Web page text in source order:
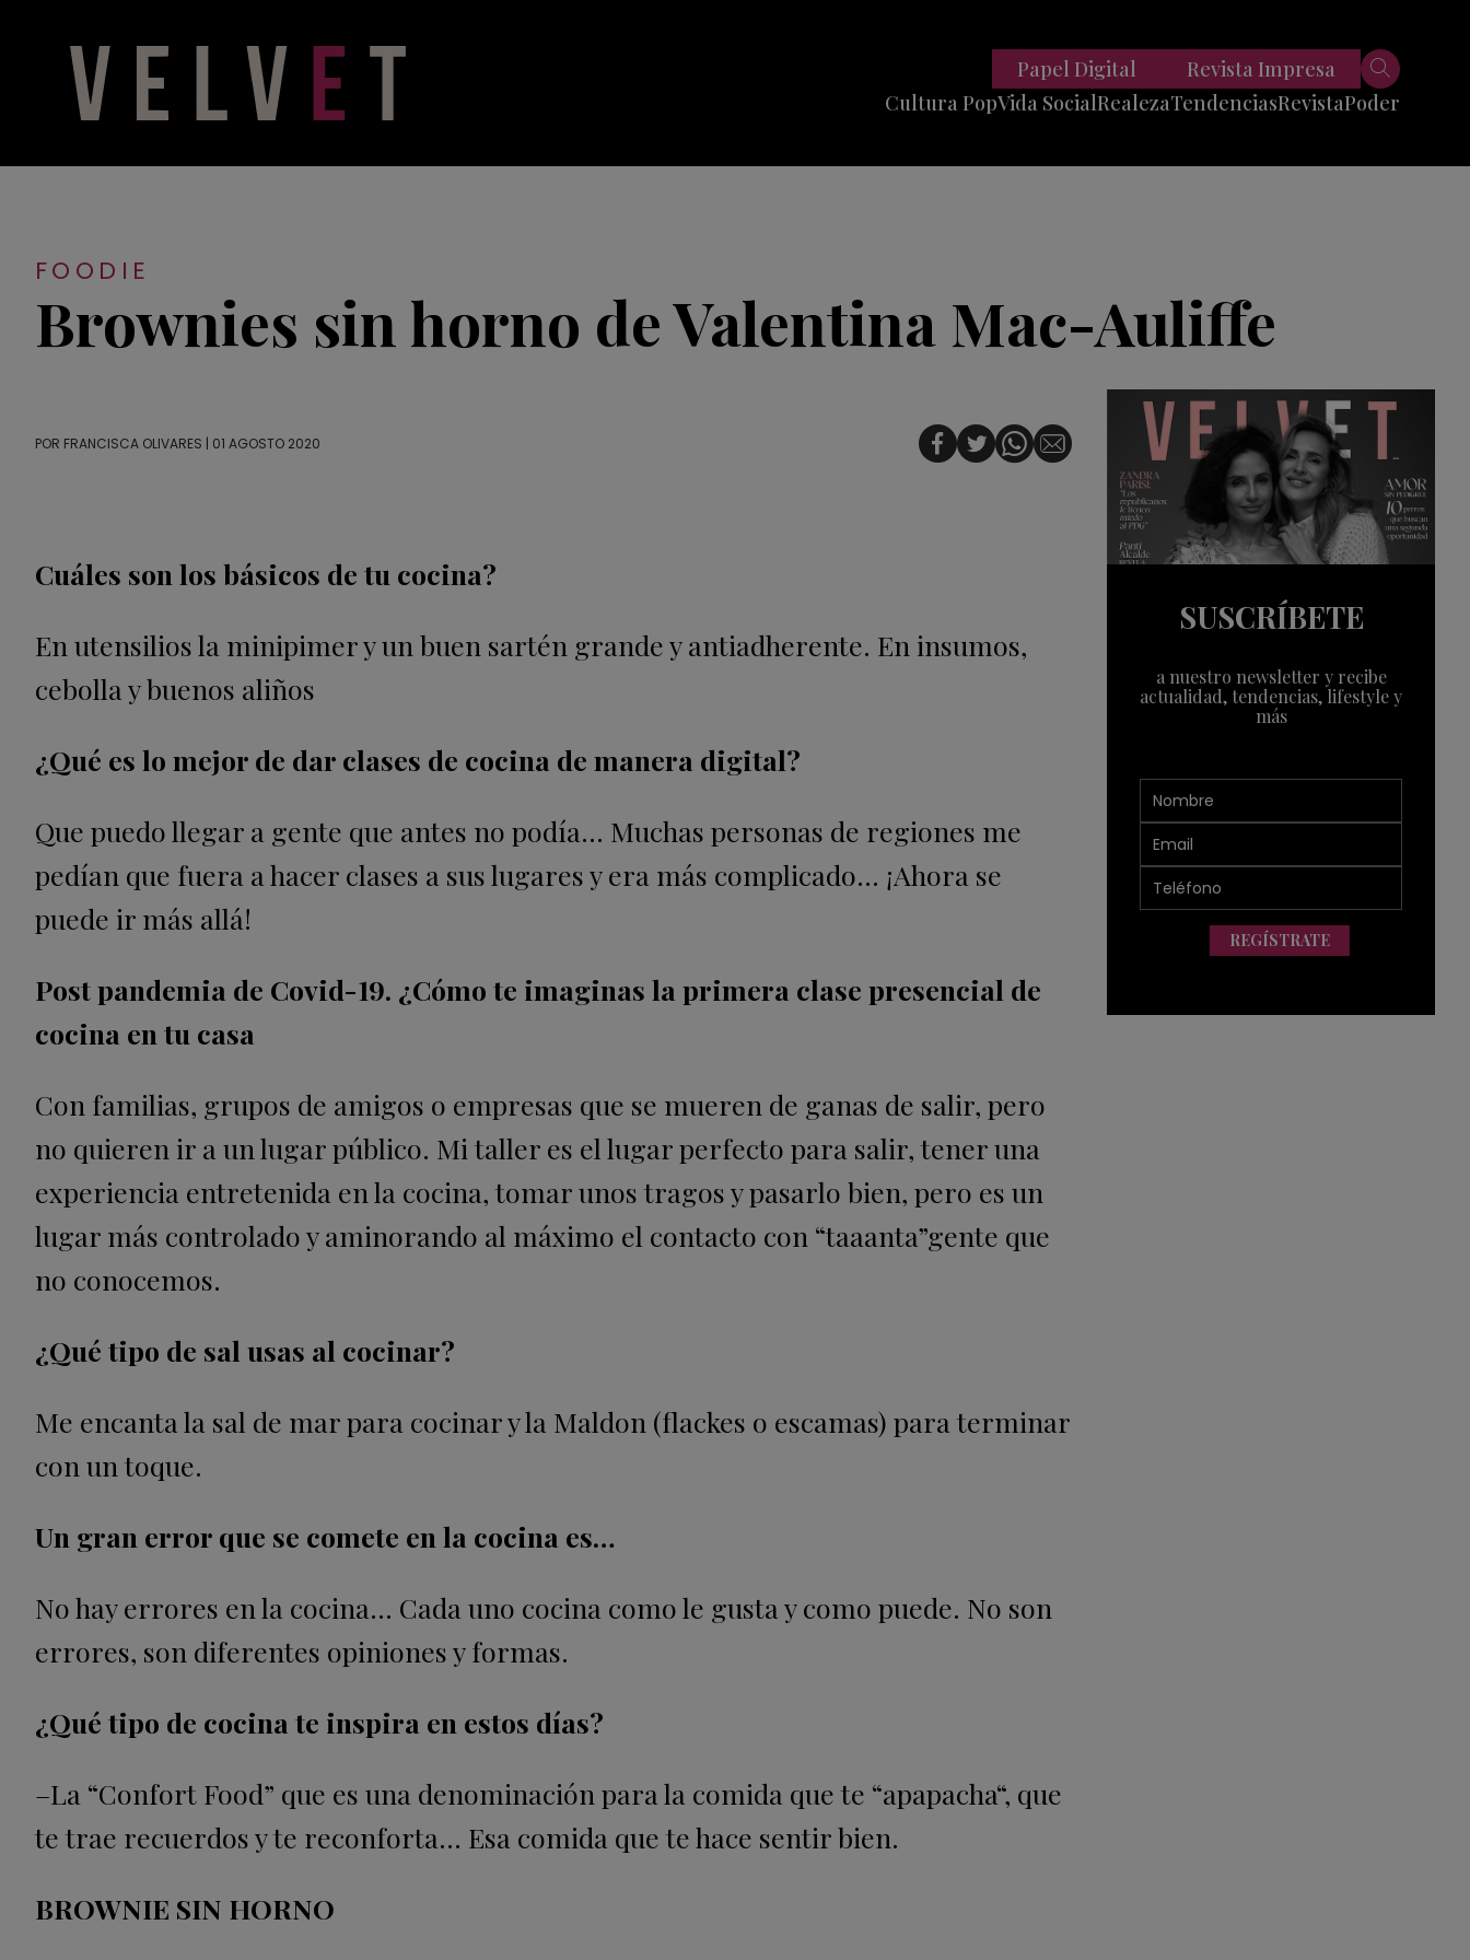
Cultura PopVida SocialRealezaTendencias
Viajes
Tech
RevistaPoder
Papel Digital Revista Impresa
FOODIE
Brownies sin horno de Valentina Mac-Auliffe
POR FRANCISCA OLIVARES | 01 AGOSTO 2020
Cuáles son los básicos de tu cocina?
En utensilios la minipimer y un buen sartén grande y antiadherente. En insumos,
cebolla y buenos aliños
¿Qué es lo mejor de dar clases de cocina de manera digital?
Que puedo llegar a gente que antes no podía… Muchas personas de regiones me
pedían que fuera a hacer clases a sus lugares y era más complicado… ¡Ahora se
puede ir más allá!
Post pandemia de Covid-19. ¿Cómo te imaginas la primera clase presencial de
cocina en tu casa
Con familias, grupos de amigos o empresas que se mueren de ganas de salir, pero
no quieren ir a un lugar público. Mi taller es el lugar perfecto para salir, tener una
experiencia entretenida en la cocina, tomar unos tragos y pasarlo bien, pero es un
lugar más controlado y aminorando al máximo el contacto con “taaanta”gente que
no conocemos.
¿Qué tipo de sal usas al cocinar?
Me encanta la sal de mar para cocinar y la Maldon (flackes o escamas) para terminar
con un toque.
Un gran error que se comete en la cocina es…
No hay errores en la cocina… Cada uno cocina como le gusta y como puede. No son
errores, son diferentes opiniones y formas.
¿Qué tipo de cocina te inspira en estos días?
–La “Confort Food” que es una denominación para la comida que te “apapacha“, que
te trae recuerdos y te reconforta… Esa comida que te hace sentir bien.
BROWNIE SIN HORNO
SUSCRÍBETE
a nuestro newsletter y recibe
actualidad, tendencias, lifestyle y
más
REGÍSTRATE